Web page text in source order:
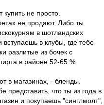
не просто.
не продают. Либо ты
в шотландских
вступаешь в клубы, где тебе
разлитые из бочек с
в районе 52-65 %
в магазинах, - бленды.
представить, что ты из года в
и покупаешь "синглмолт",